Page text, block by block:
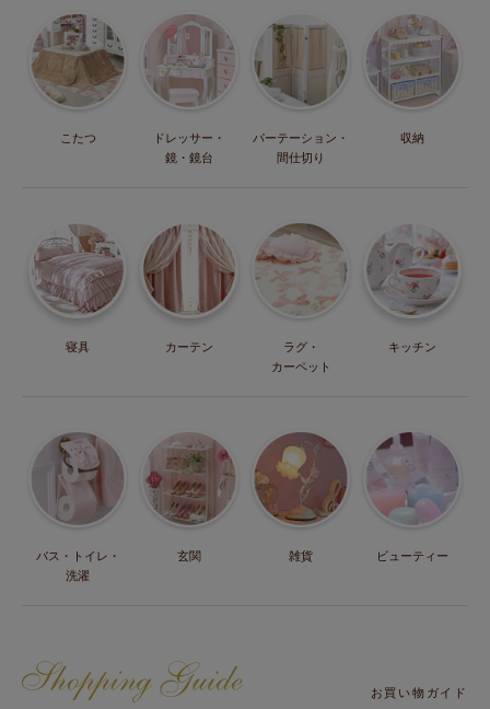
こたつ
ドレッサー・
鏡・鏡台
パーテーション・
間仕切り
収納
寝具 カーテン
ラグ・
カーペット
キッチン
バス・トイレ・
洗濯
玄関 雑貨 ビューティー
お買い物ガイド